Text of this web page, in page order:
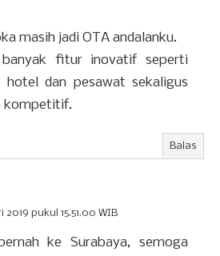
masih jadi OTA andalanku.
fitur inovatif seperti
hotel dan pesawat sekaligus
kompetitif.
Balas
2019 pukul 15.51.00 WIB
ke Surabaya, semoga